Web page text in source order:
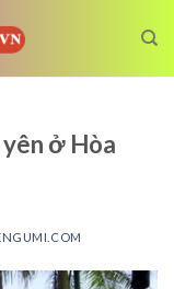
ở Hòa